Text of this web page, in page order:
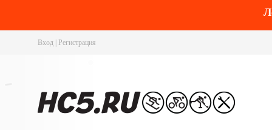
Вход Регистрация